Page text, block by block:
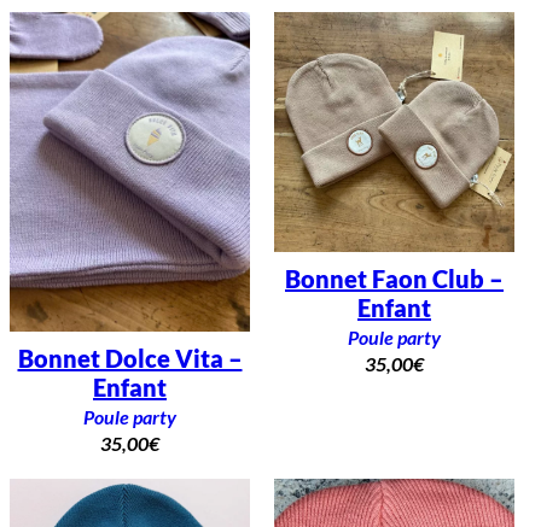
Bonnet Dolce Vita –
Enfant
Poule party
35,00€
Bonnet Faon Club –
Enfant
Poule party
35,00€